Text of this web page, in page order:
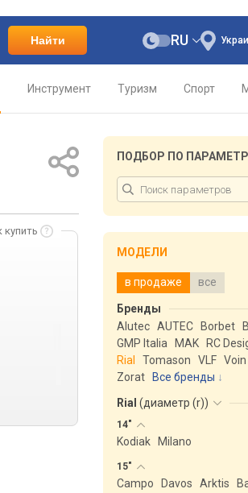
Найти RU
Инструмент Туризм Спорт
купить
ПОДБОР ПО
МОДЕЛИ
в продаже все
Бренды
Alutec AUTEC Borbet
GMP Italia
MAK RC
Rial
Tomason VLF Voin
Zorat
Все бренды
Rial (диаметр (r))
14"
Kodiak Milano
15"
Campo Davos Arktis